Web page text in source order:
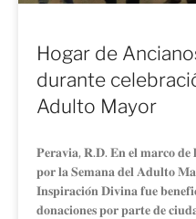
Hogar de
durante
Adulto Mayor
𝐏𝐞𝐫𝐚𝐯𝐢𝐚, 𝐑.𝐃. 𝐄𝐧 𝐞𝐥 𝐦𝐚𝐫𝐜𝐨 𝐝𝐞
𝐩𝐨𝐫 𝐥𝐚 𝐒𝐞𝐦𝐚𝐧𝐚 𝐝𝐞𝐥 𝐀𝐝𝐮𝐥𝐭𝐨
𝐈𝐧𝐬𝐩𝐢𝐫𝐚𝐜𝐢𝐨́𝐧 𝐃𝐢𝐯𝐢𝐧𝐚 𝐟𝐮𝐞
𝐝𝐨𝐧𝐚𝐜𝐢𝐨𝐧𝐞𝐬 𝐩𝐨𝐫 𝐩𝐚𝐫𝐭𝐞 𝐝𝐞